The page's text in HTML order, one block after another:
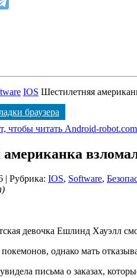
IOS Шестилетняя
браузера
чтобы читать Android-
| Рубрика: IOS, Software,
девочка Ешлинд Хауэлл
однако мать
письма о заказах,